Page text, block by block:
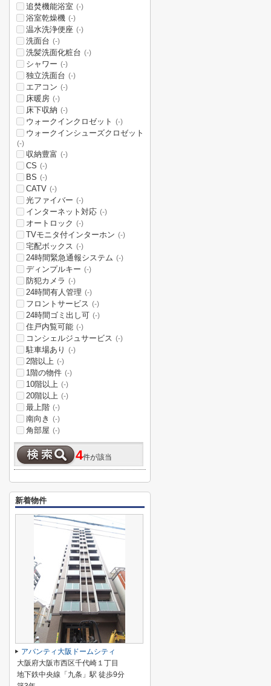
追焚機能浴室 (-)
浴室乾燥機 (-)
温水洗浄便座 (-)
洗面台 (-)
洗髪洗面化粧台 (-)
シャワー (-)
独立洗面台 (-)
エアコン (-)
床暖房 (-)
床下収納 (-)
ウォークインクロゼット (-)
ウォークインシューズクロゼット
(-)
収納豊富 (-)
CS (-)
BS (-)
CATV (-)
光ファイバー (-)
インターネット対応 (-)
オートロック (-)
TVモニタ付インターホン (-)
宅配ボックス (-)
24時間緊急通報システム (-)
ディンプルキー (-)
防犯カメラ (-)
24時間有人管理 (-)
フロントサービス (-)
24時間ゴミ出し可 (-)
住戸内覧可能 (-)
コンシェルジュサービス (-)
駐車場あり (-)
2階以上 (-)
1階の物件 (-)
10階以上 (-)
20階以上 (-)
最上階 (-)
南向き (-)
角部屋 (-)
4件が該当
新着物件
アバンティ大阪ドームシティ
大阪府大阪市西区千代崎１丁目
地下鉄中央線「九条」駅 徒歩9分